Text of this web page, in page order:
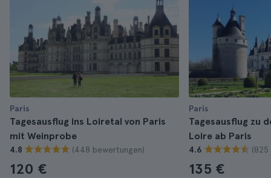
Paris
Tagesausflug ins Loiretal von Paris
mit Weinprobe
4.8 (448 bewertungen)
120 €
Paris
Tagesausflug zu
Loire ab Paris
4.6 (825
135 €